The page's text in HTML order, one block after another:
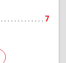
7
Подробнее